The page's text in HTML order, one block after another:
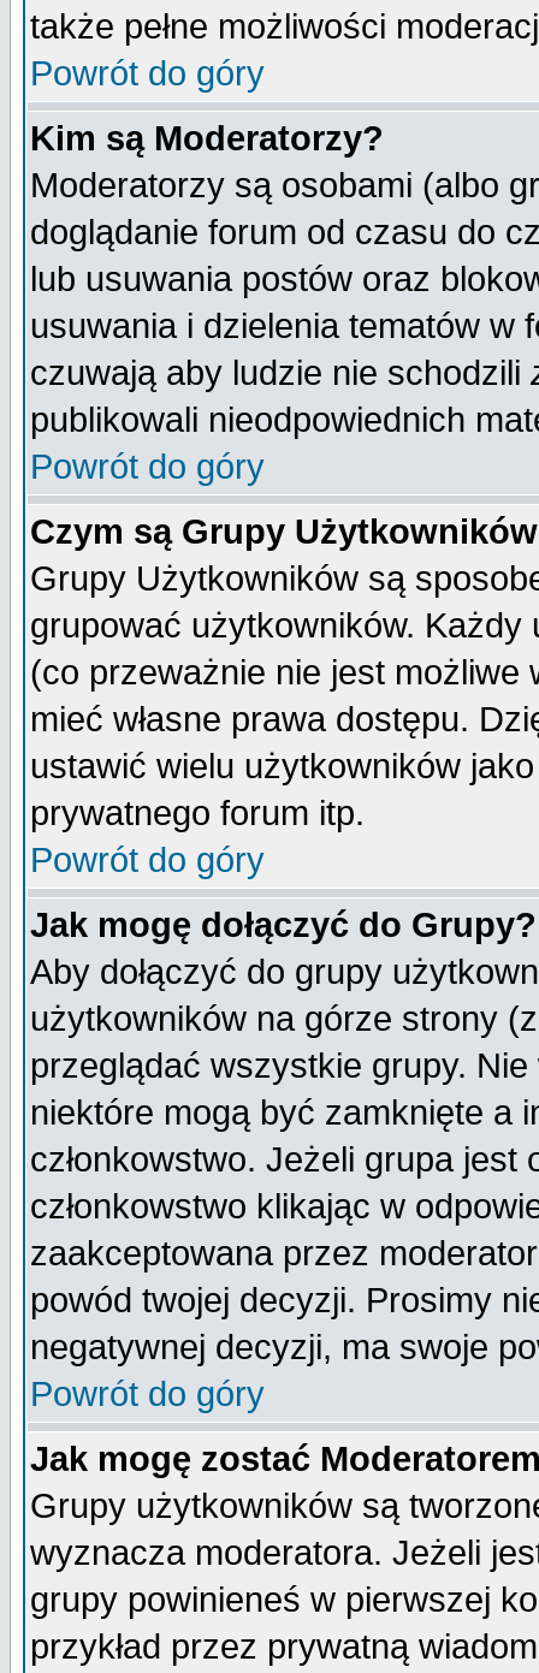
także pełne możliwości
Powrót do góry
Kim są Moderatorzy?
Moderatorzy są osobami (albo
doglądanie forum od czasu do
lub usuwania postów oraz
usuwania i dzielenia tematów w
czuwają aby ludzie nie schodzili
publikowali nieodpowiednich
Powrót do góry
Czym są Grupy
Grupy Użytkowników są
grupować użytkowników.
(co przeważnie nie jest
mieć własne prawa dostępu.
ustawić wielu użytkowników
prywatnego forum itp.
Powrót do góry
Jak mogę dołączyć do Grupy?
Aby dołączyć do grupy
użytkowników na górze strony
przeglądać wszystkie grupy.
niektóre mogą być zamknięte a
członkowstwo. Jeżeli grupa
członkowstwo klikając w
zaakceptowana przez
powód twojej decyzji. Prosimy
negatywnej decyzji, ma swoje
Powrót do góry
Jak mogę zostać
Grupy użytkowników są
wyznacza moderatora. Jeżeli
grupy powinieneś w pierwszej
przykład przez prywatną